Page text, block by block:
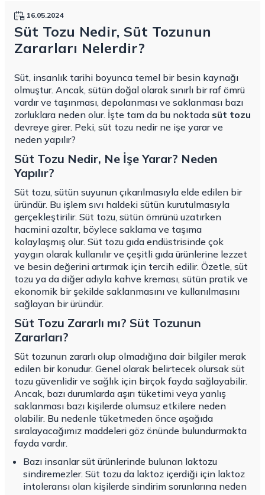
16.05.2024
Süt Tozu Nedir, Süt Tozunun
Zararları Nelerdir?
Süt, insanlık tarihi boyunca temel bir besin kaynağı
olmuştur. Ancak, sütün doğal olarak sınırlı bir raf ömrü
vardır ve taşınması, depolanması ve saklanması bazı
zorluklara neden olur. İşte tam da bu noktada süt tozu
devreye girer. Peki, süt tozu nedir ne işe yarar ve
neden yapılır?
Süt Tozu Nedir, Ne İşe Yarar? Neden
Yapılır?
Süt tozu, sütün suyunun çıkarılmasıyla elde edilen bir
üründür. Bu işlem sıvı haldeki sütün kurutulmasıyla
gerçekleştirilir. Süt tozu, sütün ömrünü uzatırken
hacmini azaltır, böylece saklama ve taşıma
kolaylaşmış olur. Süt tozu gıda endüstrisinde çok
yaygın olarak kullanılır ve çeşitli gıda ürünlerine lezzet
ve besin değerini artırmak için tercih edilir. Özetle, süt
tozu ya da diğer adıyla kahve kreması, sütün pratik ve
ekonomik bir şekilde saklanmasını ve kullanılmasını
sağlayan bir üründür.
Süt Tozu Zararlı mı? Süt Tozunun
Zararları?
Süt tozunun zararlı olup olmadığına dair bilgiler merak
edilen bir konudur. Genel olarak belirtecek olursak süt
tozu güvenlidir ve sağlık için birçok fayda sağlayabilir.
Ancak, bazı durumlarda aşırı tüketimi veya yanlış
saklanması bazı kişilerde olumsuz etkilere neden
olabilir. Bu nedenle tüketmeden önce aşağıda
sıralayacağımız maddeleri göz önünde bulundurmakta
fayda vardır.
Bazı insanlar süt ürünlerinde bulunan laktozu
sindiremezler. Süt tozu da laktoz içerdiği için laktoz
intoleransı olan kişilerde sindirim sorunlarına neden